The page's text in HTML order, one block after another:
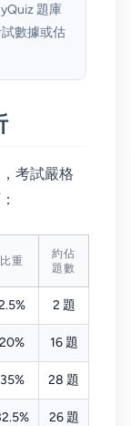
題庫
數據或估
考試嚴格
比重
約佔
題數
2 題
20% 16 題
35% 28 題
26 題